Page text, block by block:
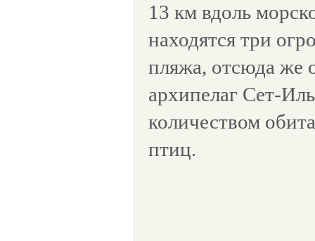
13 км вдоль
находятся три
пляжа, отсюда же
архипелаг Сет-
количеством
птиц.